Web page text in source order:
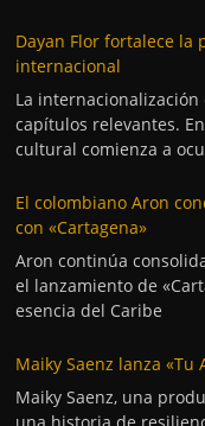
Dayan Flor fortalece la
internacional
La
capítulos relevantes.
cultural comienza a
El colombiano Aron
con «Cartagena»
Aron continúa
el lanzamiento de
esencia del Caribe
Maiky Saenz lanza «Tu
Maiky Saenz, una